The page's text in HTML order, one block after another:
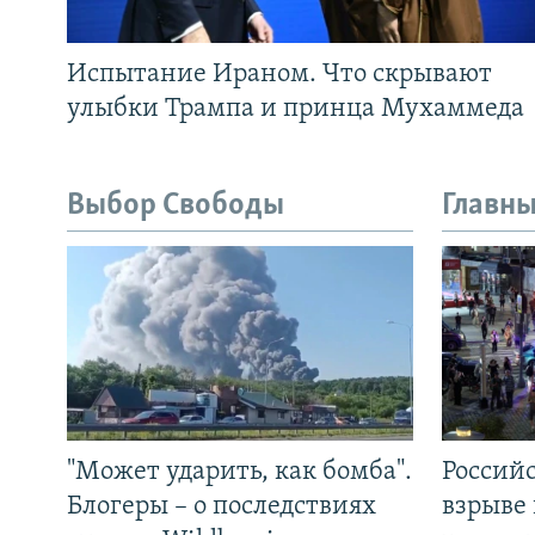
Испытание Ираном. Что скрывают
улыбки Трампа и принца Мухаммеда
Выбор Свободы
"Может ударить, как бомба".
Блогеры – о последствиях
взрыве